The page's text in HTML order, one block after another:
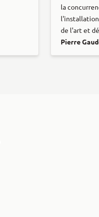
la
l'installation
de l'art et
Pierre